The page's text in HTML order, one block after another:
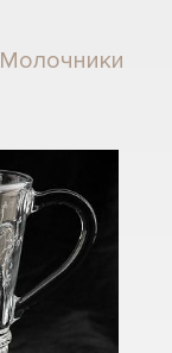
Молочники